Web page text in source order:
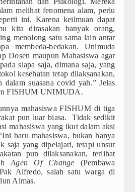
melihat fenomena alam, perlu
ini. Karena keilmuan dapat
kita dirasakan banyak orang,
menolong satu sama lain antar
membeda-bedakan. Unimuda
Dosen maupun Mahasiswa agar
siapa saja, dimana saja, yang
kesehatan tetap dilaksanakan,
dalam suasana covid yah.” Jelas
FISHUM UNIMUDA.
mahasiswa FISHUM di tiga
pun luar biasa. Tidak sedikit
mahasiswa yang ikut dalam aksi
baru mahasiswa, bukan hanya
saja yang dipelajari, tetapi unsur
pun dilaksanakan, terlihat
Agen Of Change (Pembawa
Alfredo, salah satu warga di
Aimas.